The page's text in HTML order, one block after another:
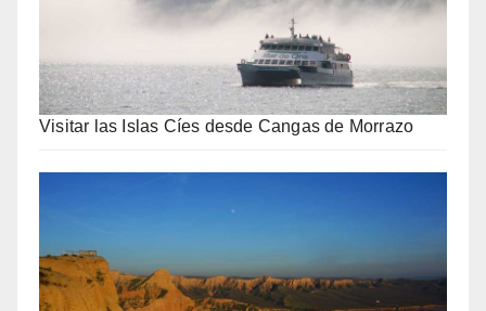
Visitar las Islas Cíes desde Cangas de Morrazo